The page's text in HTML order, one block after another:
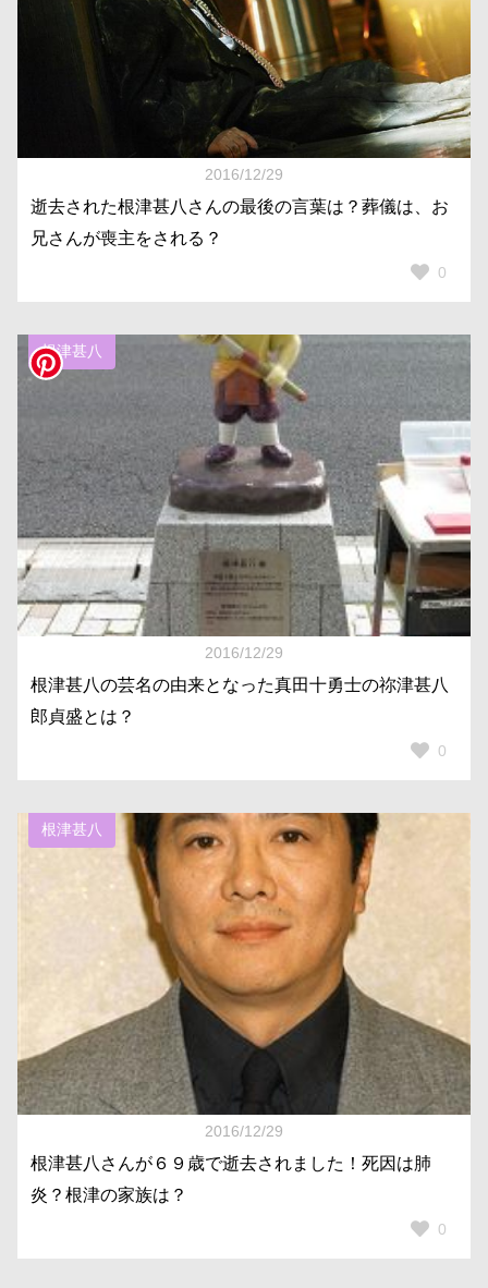
2016/12/29
逝去された根津甚八さんの最後の言葉は？葬儀は、お
兄さんが喪主をされる？
0
根津甚八
2016/12/29
根津甚八の芸名の由来となった真田十勇士の祢津甚八
郎貞盛とは？
0
根津甚八
2016/12/29
根津甚八さんが６９歳で逝去されました！死因は肺
炎？根津の家族は？
0